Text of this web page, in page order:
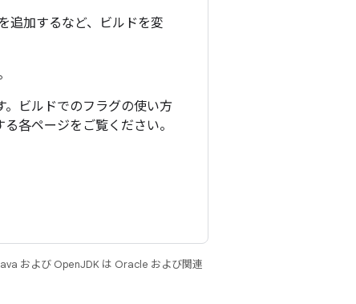
追加するなど、ビルドを変
ビルドでのフラグの使い方
る各ページをご覧ください。
および OpenJDK は Oracle および関連